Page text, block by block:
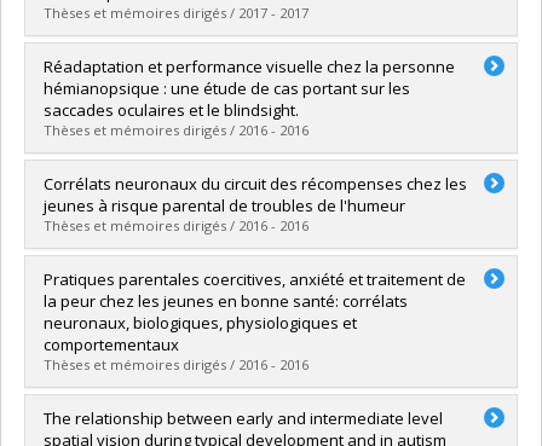
Grade :Ph. D.
Lien vers le document dans Papyrus
Thèses et mémoires dirigés / 2017 - 2017
Graduate :Pelland, Maxime
Cycle :Doctoral
Grade :Ph. D.
Lien vers le document dans Papyrus
Réadaptation et performance visuelle chez la personne
hémianopsique : une étude de cas portant sur les
saccades oculaires et le blindsight.
Thèses et mémoires dirigés / 2016 - 2016
Graduate :Hadid, Vanessa
Cycle : Master's
Grade :M. Sc.
Lien vers le document dans Papyrus
Corrélats neuronaux du circuit des récompenses chez les
jeunes à risque parental de troubles de l'humeur
Thèses et mémoires dirigés / 2016 - 2016
Graduate :Kraushaar, Caroline
Cycle :Doctoral
Grade :Ph. D.
Lien vers le document dans Papyrus
Pratiques parentales coercitives, anxiété et traitement de
la peur chez les jeunes en bonne santé: corrélats
neuronaux, biologiques, physiologiques et
comportementaux
Thèses et mémoires dirigés / 2016 - 2016
Graduate :La Buissonnière Ariza, Valérie
Cycle : Doctoral
The relationship between early and intermediate level
spatial vision during typical development and in autism